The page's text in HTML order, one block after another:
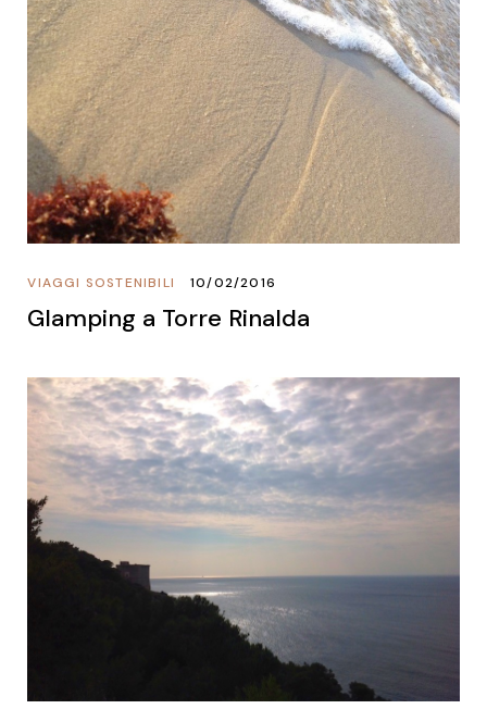
VIAGGI SOSTENIBILI 10/02/2016
Glamping a Torre Rinalda